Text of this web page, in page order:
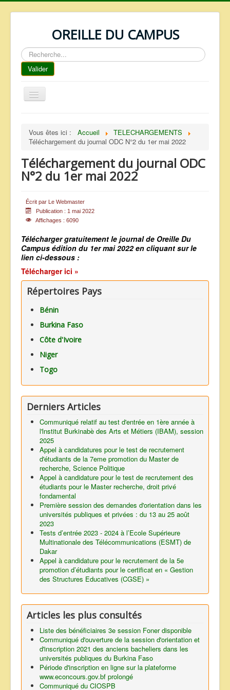
OREILLE DU CAMPUS
Rechercher
Valider
Basculer
la
REPERTOIRE
NOS SERVICES
CONTACTS
TELECHARGEMENTS
ANNONCES
Vous êtes ici : Accueil
TELECHARGEMENTS
Téléchargement du journal ODC N°2 du 1er mai 2022
Téléchargement du journal ODC
N°2 du 1er mai 2022
Écrit par Le Webmaster
Publication : 1 mai 2022
Affichages : 6090
Télécharger gratuitement le journal de Oreille Du
Campus édition du 1er mai 2022 en cliquant sur le
lien ci-dessous :
Télécharger ici »
Répertoires Pays
Bénin
Burkina Faso
Côte d'Ivoire
Niger
Togo
Derniers Articles
Communiqué relatif au test d'entrée en 1ère année à
l'lnstitut Burkinabè des Arts et Métiers (IBAM), session
2025
Appel à candidatures pour le test de recrutement
d'étudiants de la 7eme promotion du Master de
recherche, Science Politique
Appel à candidature pour le test de recrutement des
étudiants pour le Master recherche, droit privé
fondamental
Première session des demandes d'orientation dans les
universités publiques et privées : du 13 au 25 août
2023
Tests d’entrée 2023 - 2024 à l’Ecole Supérieure
Multinationale des Télécommunications (ESMT) de
Dakar
Appel à candidature pour le recrutement de la 5e
promotion d’étudiants pour le certificat en « Gestion
des Structures Educatives (CGSE) »
Articles les plus consultés
Liste des bénéficiaires 3e session Foner disponible
Communiqué d'ouverture de la session d'orientation et
d'inscription 2021 des anciens bacheliers dans les
universités publiques du Burkina Faso
Période d'inscription en ligne sur la plateforme
www.econcours.gov.bf prolongé
Communiqué du CIOSPB